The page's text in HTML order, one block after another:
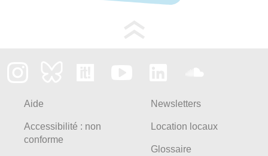
Aide
Accessibilité : non
conforme
Newsletters
Location locaux
Glossaire